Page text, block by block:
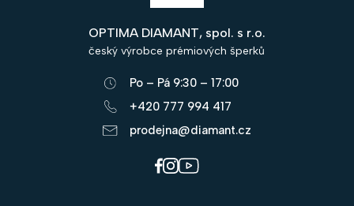
OPTIMA DIAMANT, spol. s r.o.
český výrobce prémiových šperků
Po – Pá 9:30 – 17:00
+420 777 994 417
prodejna@diamant.cz